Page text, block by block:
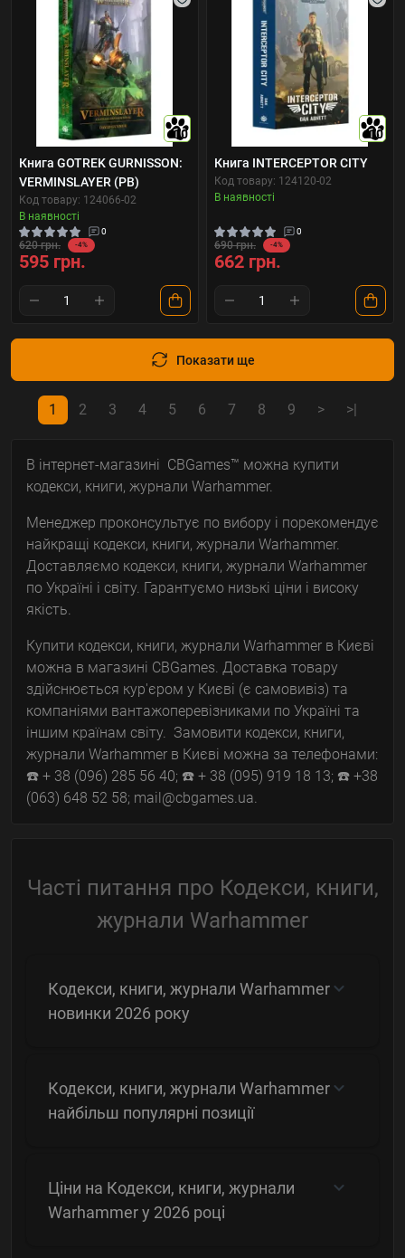
10
Книга GOTREK GURNISSON:
VERMINSLAYER (PB)
Код товару: 124066-02
В наявності
0
620 грн. -4%
595 грн.
10
Книга INTERCEPTOR CITY
Код товару: 124120-02
В наявності
0
690 грн. -4%
662 грн.
Показати ще
1 2 3 4 5 6 7 8 9 > >|
В інтернет-магазині CBGames™ можна купити
кодекси, книги, журнали Warhammer.
Менеджер проконсультує по вибору і порекомендує
найкращі кодекси, книги, журнали Warhammer.
Доставляємо кодекси, книги, журнали Warhammer
по Україні і світу. Гарантуємо низькі ціни і високу
якість.
Купити кодекси, книги, журнали Warhammer в Києві
можна в магазині CBGames. Доставка товару
здійснюється кур'єром у Києві (є самовивіз) та
компаніями вантажоперевізниками по Україні та
іншим країнам світу. Замовити кодекси, книги,
журнали Warhammer в Києві можна за телефонами:
☎️ + 38 (096) 285 56 40; ☎️ + 38 (095) 919 18 13; ☎️ +38
(063) 648 52 58; mail@cbgames.ua.
Часті питання про Кодекси, книги,
журнали Warhammer
Кодекси, книги, журнали Warhammer
новинки 2026 року
Кодекси, книги, журнали Warhammer
найбільш популярні позиції
Ціни на Кодекси, книги, журнали
Warhammer у 2026 році